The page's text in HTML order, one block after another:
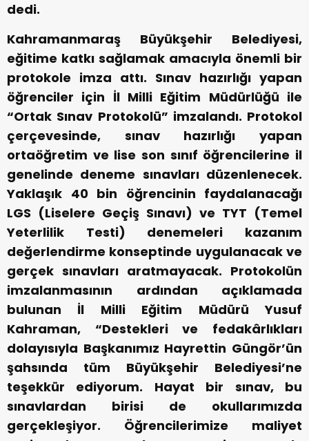
dedi.
Kahramanmaraş Büyükşehir Belediyesi,
eğitime katkı sağlamak amacıyla önemli bir
protokole imza attı. Sınav hazırlığı yapan
öğrenciler için İl Milli Eğitim Müdürlüğü ile
“Ortak Sınav Protokolü” imzalandı. Protokol
çerçevesinde, sınav hazırlığı yapan
ortaöğretim ve lise son sınıf öğrencilerine il
genelinde deneme sınavları düzenlenecek.
Yaklaşık 40 bin öğrencinin faydalanacağı
LGS (Liselere Geçiş Sınavı) ve TYT (Temel
Yeterlilik Testi) denemeleri kazanım
değerlendirme konseptinde uygulanacak ve
gerçek sınavları aratmayacak. Protokolün
imzalanmasının ardından açıklamada
bulunan İl Milli Eğitim Müdürü Yusuf
Kahraman, “Destekleri ve fedakârlıkları
dolayısıyla Başkanımız Hayrettin Güngör’ün
şahsında tüm Büyükşehir Belediyesi’ne
teşekkür ediyorum. Hayat bir sınav, bu
sınavlardan birisi de okullarımızda
gerçekleşiyor. Öğrencilerimize maliyet